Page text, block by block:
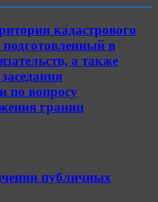
кадастрового
в
а также
по вопросу
границ
публичных